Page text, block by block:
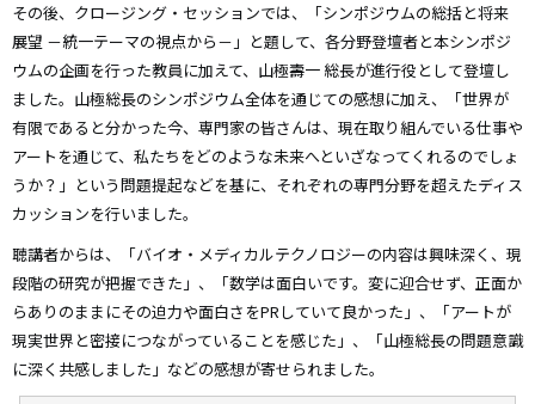
その後、クロージング・セッションでは、「シンポジウムの総括と将来
展望 －統一テーマの視点から－」と題して、各分野登壇者と本シンポジ
ウムの企画を行った教員に加えて、山極壽一 総長が進行役として登壇し
ました。山極総長のシンポジウム全体を通じての感想に加え、「世界が
有限であると分かった今、専門家の皆さんは、現在取り組んでいる仕事や
アートを通じて、私たちをどのような未来へといざなってくれるのでしょ
うか？」という問題提起などを基に、それぞれの専門分野を超えたディス
カッションを行いました。
聴講者からは、「バイオ・メディカルテクノロジーの内容は興味深く、現
段階の研究が把握できた」、「数学は面白いです。変に迎合せず、正面か
らありのままにその迫力や面白さをPRしていて良かった」、「アートが
現実世界と密接につながっていることを感じた」、「山極総長の問題意識
に深く共感しました」などの感想が寄せられました。